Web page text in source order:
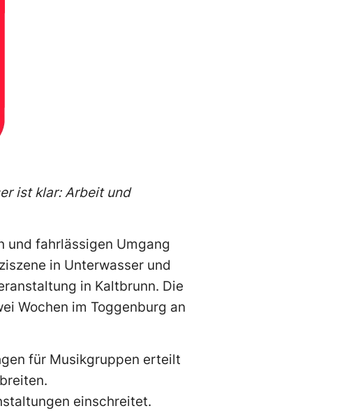
ist klar: Arbeit und
und fahrlässigen Umgang
in Unterwasser und
in Kaltbrunn. Die
Wochen im Toggenburg an
für Musikgruppen erteilt
einschreitet.